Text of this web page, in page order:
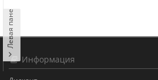
Информация
Левая панель